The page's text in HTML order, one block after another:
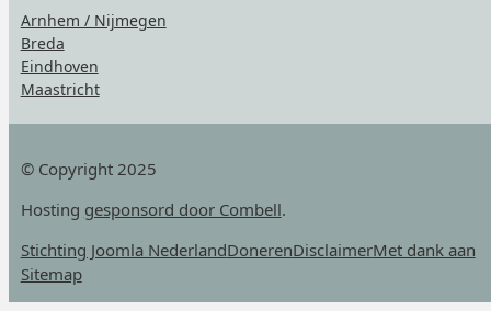
Arnhem / Nijmegen
Breda
Eindhoven
Maastricht
© Copyright 2025
Hosting gesponsord door Combell.
Stichting Joomla NederlandDonerenDisclaimerMet dank aan
Sitemap